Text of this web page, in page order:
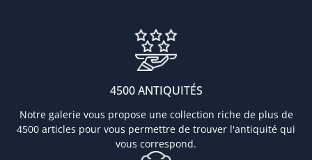
4500 ANTIQUITÉS
Notre galerie vous propose une collection riche de plus de
4500 articles pour vous permettre de trouver l'antiquité qui
vous correspond.